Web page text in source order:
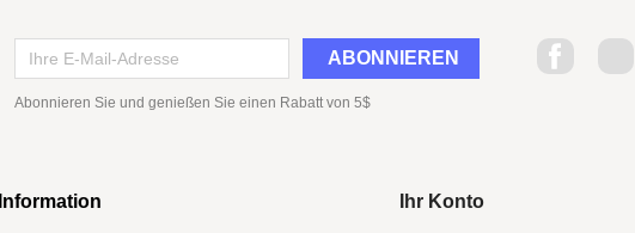
Abonnieren Sie und genießen Sie einen Rabatt von 5$
Facebook
Information Ihr Konto